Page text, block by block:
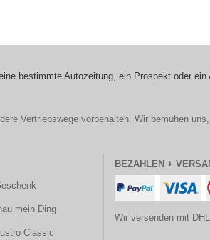
bestimmte Autozeitung, ein Prospekt oder ein
Vertriebswege vorbehalten. Wir bemühen
mein Ding
Classic
BEZAHLEN +
Wir versenden mit